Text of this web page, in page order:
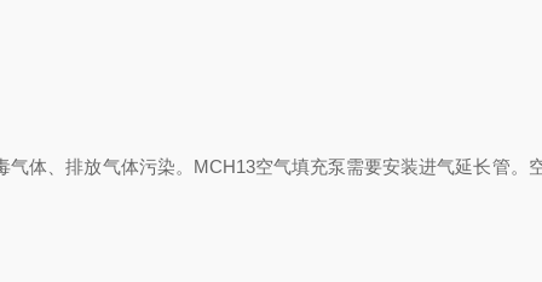
体、排放气体污染。MCH13空气填充泵需要安装进气延长管